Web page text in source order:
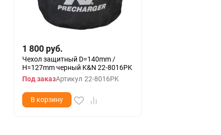
1 800 руб.
Чехол защитный D=140mm /
H=127mm черный K&N 22-8016PK
Под заказАртикул 22-8016PK
В корзину